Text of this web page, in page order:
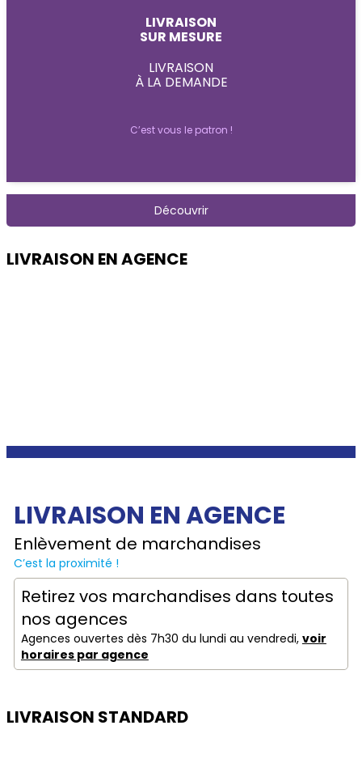
LIVRAISON
SUR MESURE
LIVRAISON
À LA DEMANDE
C’est vous le patron !
Découvrir
LIVRAISON EN AGENCE
LIVRAISON EN AGENCE
Enlèvement de marchandises
C’est la proximité !
Retirez vos marchandises dans toutes
nos agences
Agences ouvertes dès 7h30 du lundi au vendredi, voir
horaires par agence
LIVRAISON STANDARD